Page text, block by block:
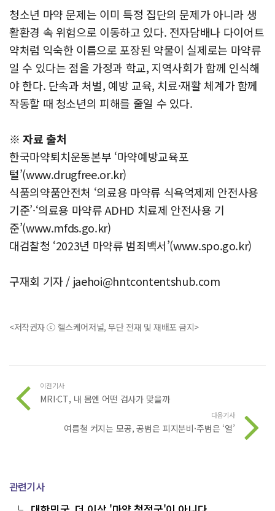
청소년 마약 문제는 이미 특정 집단의 문제가 아니라 생
활환경 속 위험으로 이동하고 있다. 전자담배나 다이어트
약처럼 익숙한 이름으로 포장된 약물이 실제로는 마약류
일 수 있다는 점을 가정과 학교, 지역사회가 함께 인식해
야 한다. 단속과 처벌, 예방 교육, 치료·재활 체계가 함께
작동할 때 청소년의 피해를 줄일 수 있다.
※ 자료 출처
한국마약퇴치운동본부 ‘마약예방교육포
털’(www.drugfree.or.kr)
식품의약품안전처 ‘의료용 마약류 식욕억제제 안전사용
기준’·‘의료용 마약류 ADHD 치료제 안전사용 기
준’(www.mfds.go.kr)
대검찰청 ‘2023년 마약류 범죄백서’(www.spo.go.kr)
구재회 기자 / jaehoi@hntcontentshub.com
<저작권자 ⓒ 헬스케어저널, 무단 전재 및 재배포 금지>
이전기사
MRI·CT, 내 몸엔 어떤 검사가 맞을까
다음기사
여름철 커지는 모공, 공범은 피지분비·주범은 ‘열’
관련기사